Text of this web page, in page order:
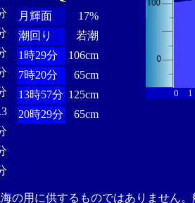
月輝面
17%
潮回り
若潮
1時29分
106cm
7時20分
65cm
13時57分 125cm
20時29分
65cm
0 1
の用に供するものではありません